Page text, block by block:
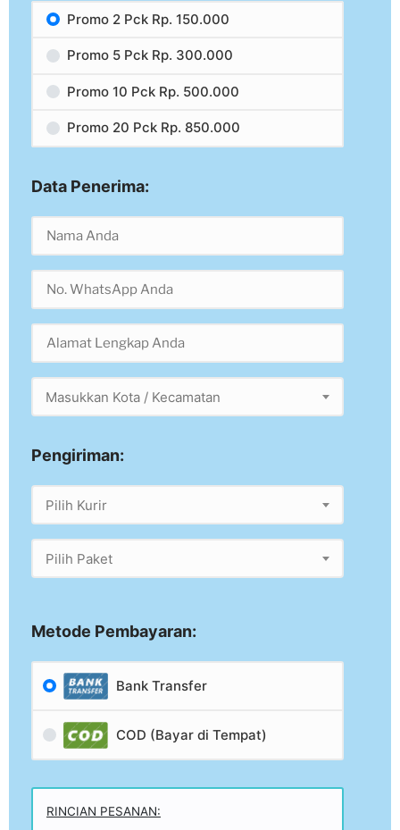
Promo 2 Pck Rp. 150.000
Promo 5 Pck Rp. 300.000
Promo 10 Pck Rp. 500.000
Promo 20 Pck Rp. 850.000
Data Penerima:
Masukkan Kota / Kecamatan
Pengiriman:
Pilih Kurir
Pilih Paket
Metode Pembayaran:
Bank Transfer
COD (Bayar di Tempat)
RINCIAN PESANAN: